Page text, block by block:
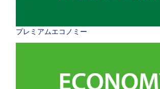
プレミアムエコノミー